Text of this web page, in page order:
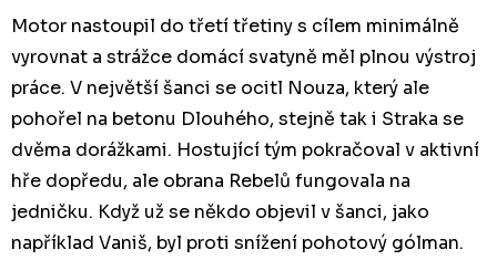
Motor nastoupil do třetí třetiny s cílem minimálně
vyrovnat a strážce domácí svatyně měl plnou výstroj
práce. V největší šanci se ocitl Nouza, který ale
pohořel na betonu Dlouhého, stejně tak i Straka se
dvěma dorážkami. Hostující tým pokračoval v aktivní
hře dopředu, ale obrana Rebelů fungovala na
jedničku. Když už se někdo objevil v šanci, jako
například Vaniš, byl proti snížení pohotový gólman.